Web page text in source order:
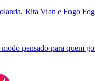
Rita Vian e Fogo
pensado para quem